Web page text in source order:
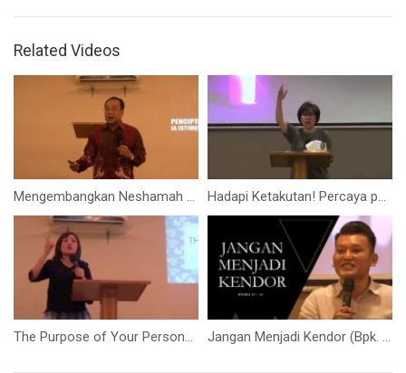
Related Videos
Mengembangkan Neshamah (Pdt. Timotius Bakti Sarono, M.Th.) Hadapi Ketakutan! Percaya pada Tuhan! (Facing Fear! Trusting God!) (Ibu Elizabeth Mutiara)
The Purpose of Your Personality (Ibu Nancy Dinar) Jangan Menjadi Kendor (Bpk. Yohanes Marbun)